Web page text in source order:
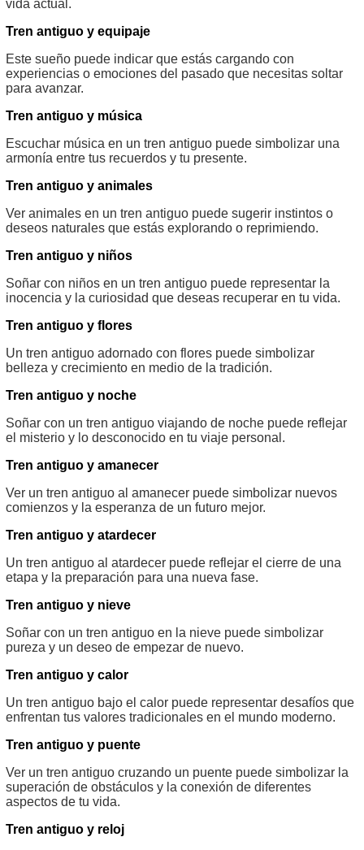
vida actual.
Tren antiguo y equipaje
Este sueño puede indicar que estás cargando con
experiencias o emociones del pasado que necesitas soltar
para avanzar.
Tren antiguo y música
Escuchar música en un tren antiguo puede simbolizar una
armonía entre tus recuerdos y tu presente.
Tren antiguo y animales
Ver animales en un tren antiguo puede sugerir instintos o
deseos naturales que estás explorando o reprimiendo.
Tren antiguo y niños
Soñar con niños en un tren antiguo puede representar la
inocencia y la curiosidad que deseas recuperar en tu vida.
Tren antiguo y flores
Un tren antiguo adornado con flores puede simbolizar
belleza y crecimiento en medio de la tradición.
Tren antiguo y noche
Soñar con un tren antiguo viajando de noche puede reflejar
el misterio y lo desconocido en tu viaje personal.
Tren antiguo y amanecer
Ver un tren antiguo al amanecer puede simbolizar nuevos
comienzos y la esperanza de un futuro mejor.
Tren antiguo y atardecer
Un tren antiguo al atardecer puede reflejar el cierre de una
etapa y la preparación para una nueva fase.
Tren antiguo y nieve
Soñar con un tren antiguo en la nieve puede simbolizar
pureza y un deseo de empezar de nuevo.
Tren antiguo y calor
Un tren antiguo bajo el calor puede representar desafíos que
enfrentan tus valores tradicionales en el mundo moderno.
Tren antiguo y puente
Ver un tren antiguo cruzando un puente puede simbolizar la
superación de obstáculos y la conexión de diferentes
aspectos de tu vida.
Tren antiguo y reloj